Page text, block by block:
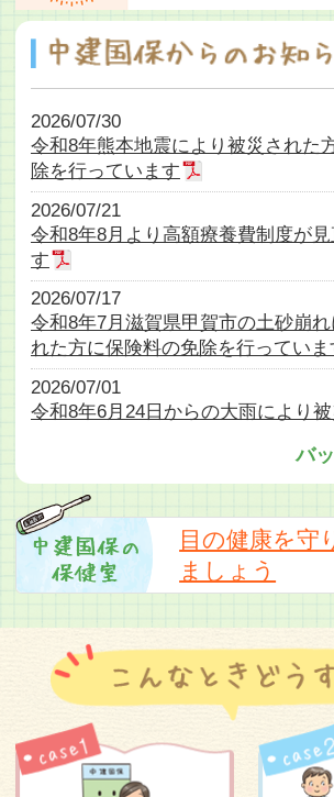
2026/07/30
令和8年熊本地震により被災された
除を行っています
2026/07/21
令和8年8月より高額療養費制度が見
す
2026/07/17
令和8年7月滋賀県甲賀市の土砂崩
れた方に保険料の免除を行っていま
2026/07/01
令和8年6月24日からの大雨により
「中建国保だより令和8年5月号」の
正
バ
目の健康を守
ましょう